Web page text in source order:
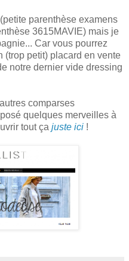
(petite parenthèse examens
3615MAVIE) mais je
Car vous pourrez
(trop petit) placard en vente
notre dernier vide dressing
comparses
quelques merveilles à
tout ça juste ici !